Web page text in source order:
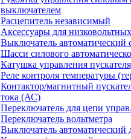
выключателем
Расцепитель независимый
Аксессуары для
Выключатель автоматический
Шасси силового
Катушка управления
Реле контроля температуры
Контактор/магнитный
тока (АС)
Переключатель для цепи
Переключатель вольтметра
Выключатель автоматический